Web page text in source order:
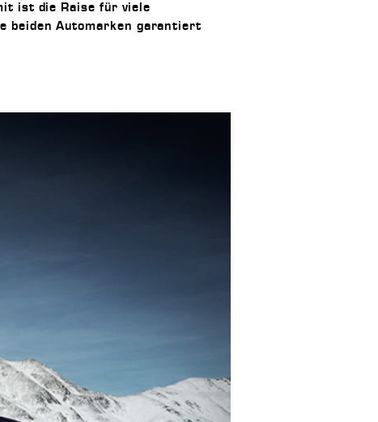
ist die Raise für viele
beiden Automarken garantiert